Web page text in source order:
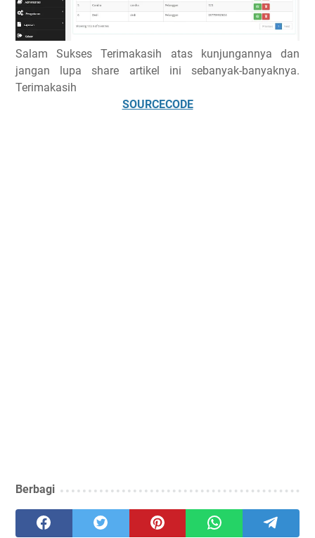
Salam Sukses Terimakasih atas kunjungannya dan
jangan lupa share artikel ini sebanyak-banyaknya.
Terimakasih
SOURCECODE
Berbagi